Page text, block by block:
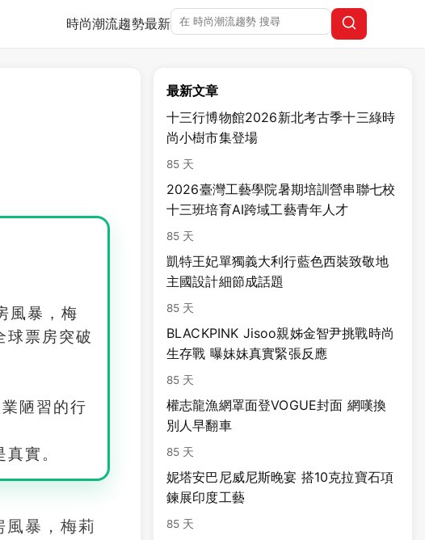
時尚潮流趨勢最新
風暴，梅
球票房突破
陋習的行
實。
暴，梅莉
最新文章
十三行博物館2026新北考古季十三綠時
尚小樹市集登場
85 天
2026臺灣工藝學院暑期培訓營串聯七校
十三班培育AI跨域工藝青年人才
85 天
凱特王妃單獨義大利行藍色西裝致敬地
主國設計細節成話題
85 天
BLACKPINK Jisoo親姊金智尹挑戰時尚
生存戰 曝妹妹真實緊張反應
85 天
權志龍漁網罩面登VOGUE封面 網嘆換
別人早翻車
85 天
妮塔安巴尼威尼斯晚宴 搭10克拉寶石項
鍊展印度工藝
85 天